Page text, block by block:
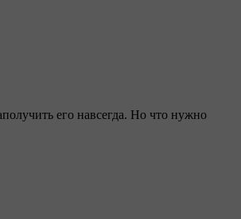
его навсегда. Но что нужно